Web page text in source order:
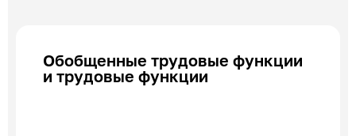
Обобщенные трудовые функции
и трудовые функции